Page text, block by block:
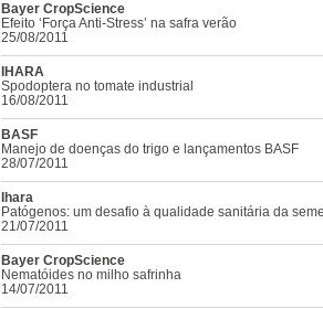
Bayer CropScience
Efeito ‘Força Anti-Stress’ na safra verão
25/08/2011
IHARA
Spodoptera no tomate industrial
16/08/2011
BASF
Manejo de doenças do trigo e lançamentos BASF
28/07/2011
Ihara
Patógenos: um desafio à qualidade sanitária da
21/07/2011
Bayer CropScience
Nematóides no milho safrinha
14/07/2011